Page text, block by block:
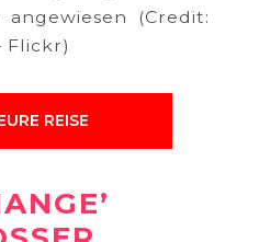
(Credit:
Flickr)
REISE